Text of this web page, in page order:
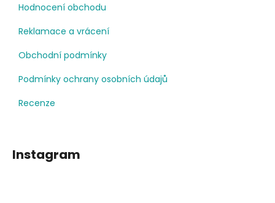
Hodnocení obchodu
Reklamace a vrácení
Obchodní podmínky
Podmínky ochrany osobních údajů
Recenze
Instagram